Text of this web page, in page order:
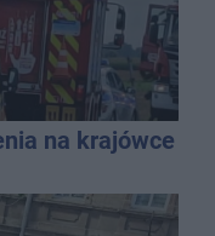
na krajówce